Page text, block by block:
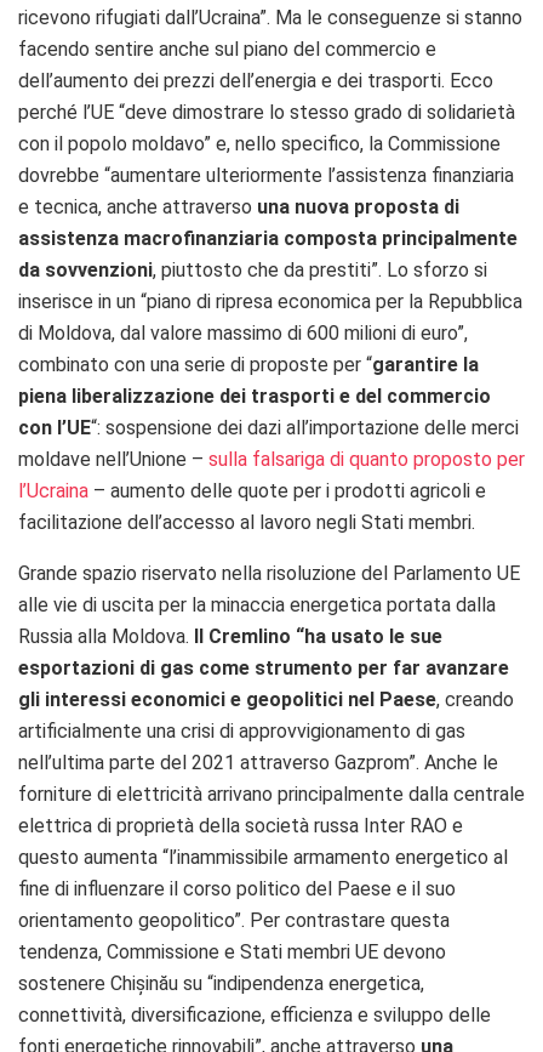
ricevono rifugiati dall’Ucraina”. Ma le conseguenze si stanno
facendo sentire anche sul piano del commercio e
dell’aumento dei prezzi dell’energia e dei trasporti. Ecco
perché l’UE “deve dimostrare lo stesso grado di solidarietà
con il popolo moldavo” e, nello specifico, la Commissione
dovrebbe “aumentare ulteriormente l’assistenza finanziaria
e tecnica, anche attraverso una nuova proposta di
assistenza macrofinanziaria composta principalmente
da sovvenzioni, piuttosto che da prestiti”. Lo sforzo si
inserisce in un “piano di ripresa economica per la Repubblica
di Moldova, dal valore massimo di 600 milioni di euro”,
combinato con una serie di proposte per “garantire la
piena liberalizzazione dei trasporti e del commercio
con l’UE“: sospensione dei dazi all’importazione delle merci
moldave nell’Unione – sulla falsariga di quanto proposto per
l’Ucraina – aumento delle quote per i prodotti agricoli e
facilitazione dell’accesso al lavoro negli Stati membri.
Grande spazio riservato nella risoluzione del Parlamento UE
alle vie di uscita per la minaccia energetica portata dalla
Russia alla Moldova. Il Cremlino “ha usato le sue
esportazioni di gas come strumento per far avanzare
gli interessi economici e geopolitici nel Paese, creando
artificialmente una crisi di approvvigionamento di gas
nell’ultima parte del 2021 attraverso Gazprom”. Anche le
forniture di elettricità arrivano principalmente dalla centrale
elettrica di proprietà della società russa Inter RAO e
questo aumenta “l’inammissibile armamento energetico al
fine di influenzare il corso politico del Paese e il suo
orientamento geopolitico”. Per contrastare questa
tendenza, Commissione e Stati membri UE devono
sostenere Chișinău su “indipendenza energetica,
connettività, diversificazione, efficienza e sviluppo delle
fonti energetiche rinnovabili”, anche attraverso una